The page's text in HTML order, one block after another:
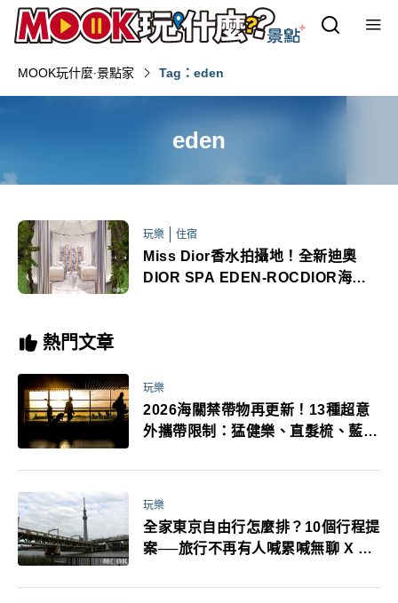
MOOK玩什麼‧景點家 Tag：eden
eden
玩樂 住宿
Miss Dior香水拍攝地！全新迪奧
DIOR SPA EDEN-ROCDIOR海角
熱門文章
玩樂
2026海關禁帶物再更新！13種超意
外攜帶限制：猛健樂、直髮梳、藍牙
萬！注意事項一次看！
玩樂
全家東京自由行怎麼排？10個行程提
案──旅行不再有人喊累喊無聊 X 爸